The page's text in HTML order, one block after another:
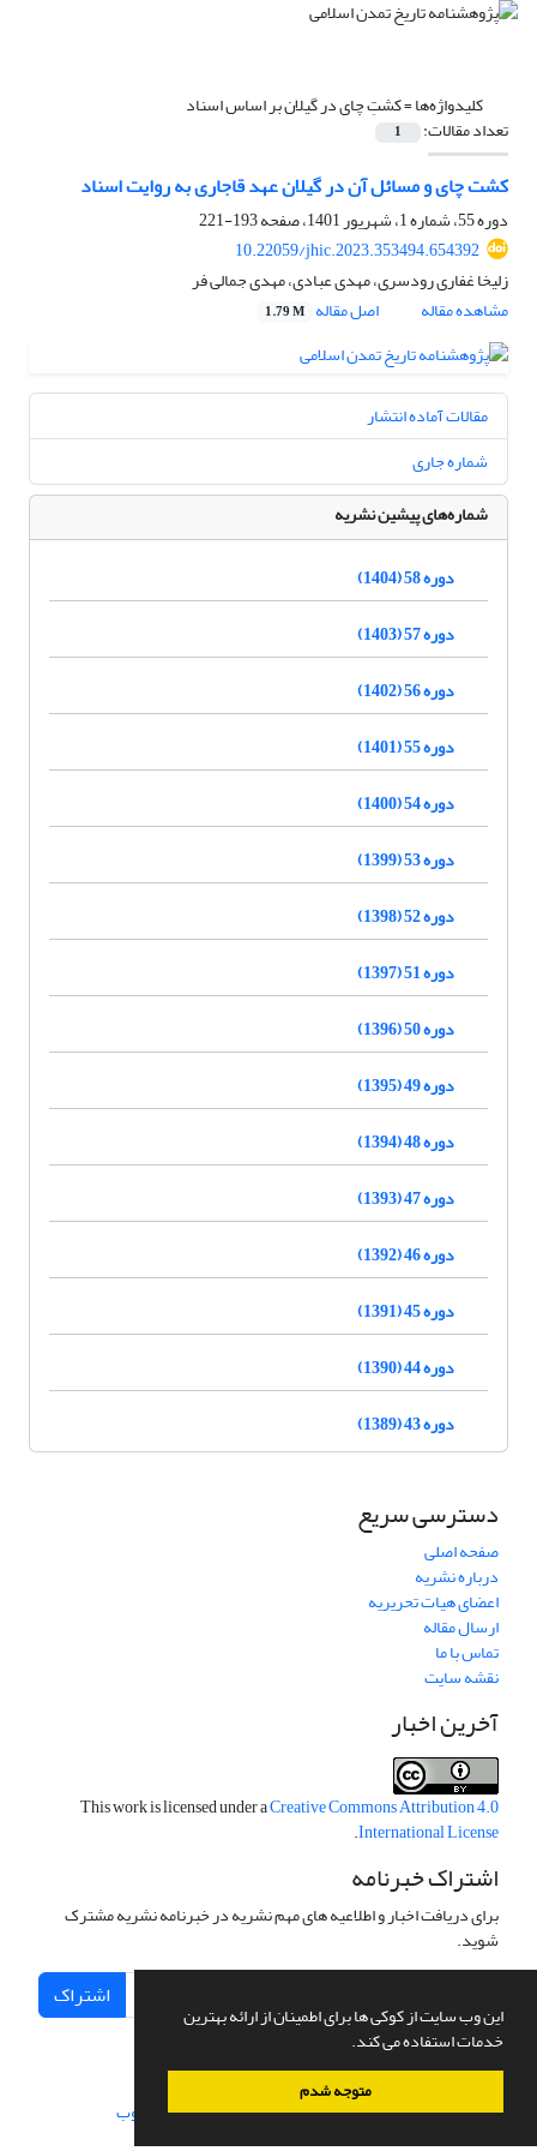
این وب سایت از کوکی ها برای اطمینان از ارائه بهترین
خدمات استفاده می کند.
متوجه شدم
کلیدواژه‌ها =کشتِ چای در گیلان بر اساس اسناد
تعداد مقالات: 1
کشت چای و مسائل آن در گیلان عهد قاجاری به روایت اسناد
دوره 55، شماره 1، شهریور 1401، صفحه
193-221
10.22059/jhic.2023.353494.654392
زلیخا غفاری رودسری، مهدی عبادی، مهدی جمالی فر
مشاهده مقاله
اصل مقاله 1.79 M
مقالات آماده انتشار
شماره جاری
شماره‌های پیشین نشریه
دوره 58 (1404)
دوره 57 (1403)
دوره 56 (1402)
دوره 55 (1401)
دوره 54 (1400)
دوره 53 (1399)
دوره 52 (1398)
دوره 51 (1397)
دوره 50 (1396)
دوره 49 (1395)
دوره 48 (1394)
دوره 47 (1393)
دوره 46 (1392)
دوره 45 (1391)
دوره 44 (1390)
دوره 43 (1389)
دسترسی سریع
صفحه اصلی
درباره نشریه
اعضای هیات تحریریه
ارسال مقاله
تماس با ما
نقشه سایت
آخرین اخبار
This work is licensed under aCreative Commons Attribution 4.0
International License
.
اشتراک خبرنامه
برای دریافت اخبار و اطلاعیه های مهم نشریه در خبرنامه نشریه مشترک
شوید.
اشتراک
سامانه مدیریت نشریات علمی.طراحی و پیاده سازی از سیناوب